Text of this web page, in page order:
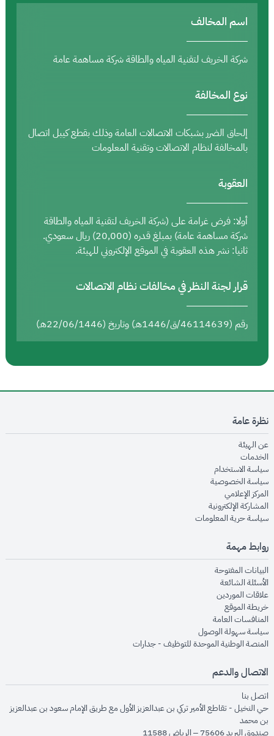
اسم المخالف
شركة الخريف لتقنية المياه والطاقة شركة مساهمة عامة
نوع المخالفة
إلحاق الضرر بشبكات الاتصالات العامة وذلك بقطع كيبل اتصال
بالمخالفة لنظام الاتصالات وتقنية المعلومات
العقوبة
أولا: فرض غرامة على (شركة الخريف لتقنية المياه والطاقة
شركة مساهمة عامة) بمبلغ قدره (20,000) ريال سعودي.
ثانيا: نشر هذه العقوبة في الموقع الإلكتروني للهيئة.
قرار لجنة النظر في مخالفات نظام الاتصالات
رقم (46114639/ق/1446هـ) وتاريخ (22/06/1446هـ)
نظرة عامة
عن الهيئةopens in new window
الخدماتopens in new window
سياسة الاستخدام
سياسة الخصوصيةopens in new window
المركز الإعلاميopens in new window
المشاركة الإلكترونيةopens in new window
سياسة حرية المعلوماتopens in new window
روابط مهمة
البيانات المفتوحةopens in new window
الأسئلة الشائعةopens in new window
علاقات الموردينopens in new window
خريطة الموقعopens in new window
المنافسات العامةopens in new window
سياسة سهولة الوصولopens in new window
المنصة الوطنية الموحدة للتوظيف - جداراتopens in new window
الاتصال والدعم
اتصل بنا
حي النخيل - تقاطع الأمير تركي بن عبدالعزيز الأول مع طريق الإمام سعود بن عبدالعزيز
بن محمد
صندوق البريد 75606 – الرياض 11588